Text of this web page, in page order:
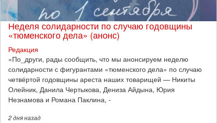
Неделя солидарности по случаю годовщины
«тюменского дела» (анонс)
Редакция
​«По_други, рады сообщить, что мы анонсируем неделю
солидарности с фигурантами «тюменского дела» по случаю
четвёртой годовщины ареста наших товарищей — Никиты
Олейник, Данила Чертыкова, Дениза Айдына, Юрия
Незнамова и Романа Паклина, -
2 дняназад